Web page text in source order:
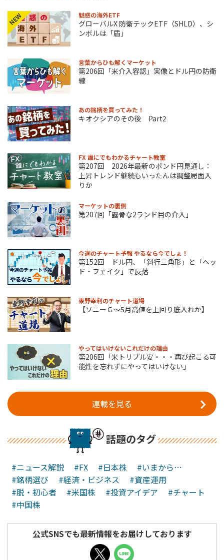
NEW 魅惑の海外ETF
グローバルX 防衛テックETF（SHLD）、シ
ンボルは「盾」
言葉からひも解くマーケット
第206回「米介入容認」実像とドル円の防衛
線
あの銘柄を買ってみた！
キオクシアのその後 Part2
FX 誰にでもわかるチャート教室
第207回 2026年最新のポンド円見通し：
上昇トレンド継続もいったんは調整局面入
りか
マーケットの裏側
第207回「露骨な2ランド目の介入」
今週のチャート予報 やるなら今でしょ！
第152回 ドル円、「斜行三角形」と「ヘッ
ド・フェイク」で反落
東野幸利のチャート道場
【ソニーＧ～5月高値を上回り底入れか】
やってはいけないこれだけの理由
第206回「米トリプル安・・・再び起こる可
能性を忘れずにやってはいけない」
連載を見る
話題のタグ
#ニュース解説 #FX #日本株
#いまから…
#銘柄選び
#経済・ビジネス
#資産運用
#脱・初心者
#米国株 #投資アイデア
#チャート
#中国株
公式SNSでも最新情報をお届けしております